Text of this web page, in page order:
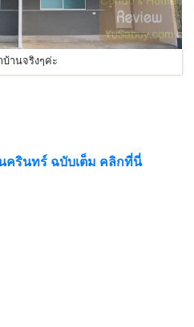
านจริงๆค่ะ
ครินทร์ ฉบับเต็ม คลิกที่นี่